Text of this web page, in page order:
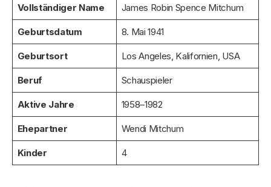
Vollständiger Name James Robin Spence Mitchum
Geburtsdatum 8. Mai 1941
Geburtsort Los Angeles, Kalifornien, USA
Beruf Schauspieler
Aktive Jahre 1958–1982
Ehepartner Wendi Mitchum
Kinder 4